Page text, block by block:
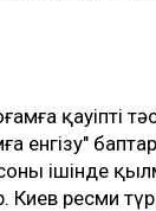
қауіпті
енгізу"
ішінде
ресми